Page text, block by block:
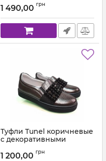
1 490,00 грн
Туфли Tunel коричневые
с декоративными
Артикул: 17181 (28-30)
1 200,00 грн